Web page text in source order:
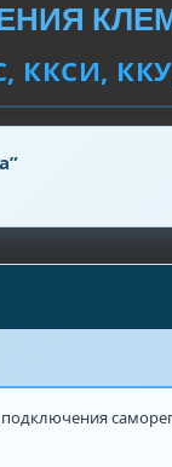
ККСИ,